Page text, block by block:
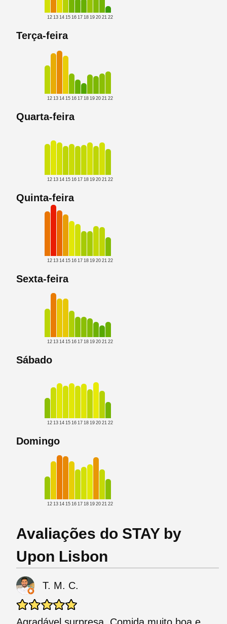
12 13 14 15 16 17 18 19 20 21 22
Terça-feira
12 13 14 15 16 17 18 19 20 21 22
Quarta-feira
12 13 14 15 16 17 18 19 20 21 22
Quinta-feira
12 13 14 15 16 17 18 19 20 21 22
Sexta-feira
12 13 14 15 16 17 18 19 20 21 22
Sábado
12 13 14 15 16 17 18 19 20 21 22
Domingo
12 13 14 15 16 17 18 19 20 21 22
Avaliações do STAY by
Upon Lisbon
T. M. C.